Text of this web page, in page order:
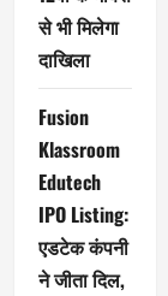
से भी मिलेगा
दाखिला
Fusion
Klassroom
Edutech
IPO Listing:
एडटेक कंपनी
ने जीता दिल,